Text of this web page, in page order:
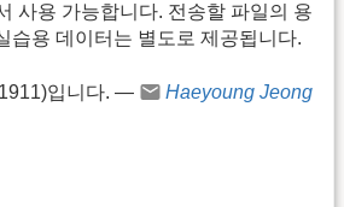
사용 가능합니다. 전송할 파일의 용
습용 데이터는 별도로 제공됩니다.
입니다. —
Haeyoung Jeong